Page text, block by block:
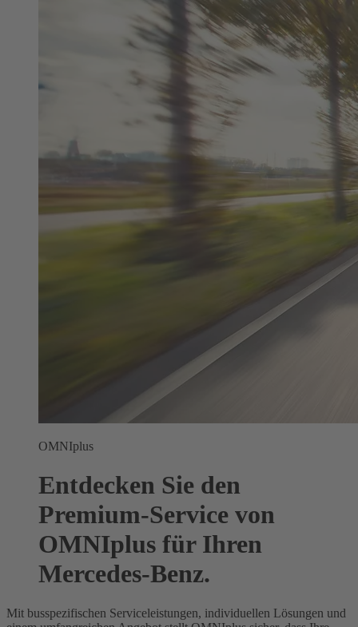
OMNIplus
Entdecken Sie den
Premium-Service von
OMNIplus für Ihren
Mercedes‑Benz.
Mit busspezifischen Serviceleistungen, individuellen Lösungen und